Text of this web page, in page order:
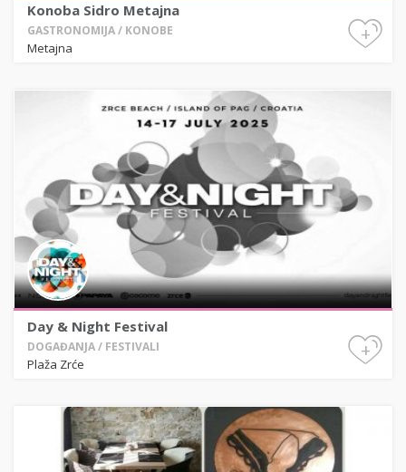
Konoba Sidro Metajna
GASTRONOMIJA / KONOBE
Metajna
+
Day & Night Festival
DOGAĐANJA / FESTIVALI
Plaža Zrće
+